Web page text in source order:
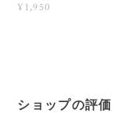
¥1,950
ショップの評価